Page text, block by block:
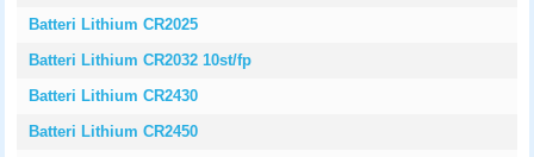
Batteri Lithium CR2025
Batteri Lithium CR2032 10st/fp
Batteri Lithium CR2430
Batteri Lithium CR2450